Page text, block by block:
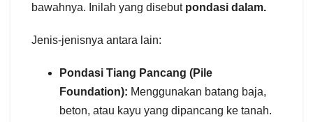
bawahnya. Inilah yang disebut pondasi dalam.
Jenis-jenisnya antara lain:
Pondasi Tiang Pancang (Pile
Foundation): Menggunakan batang baja,
beton, atau kayu yang dipancang ke tanah.